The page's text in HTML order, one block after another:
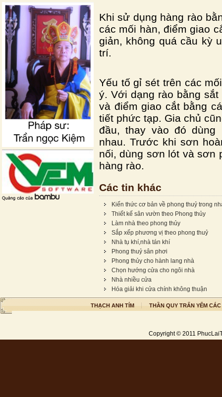
Khi sử dụng hàng rào
các mối hàn, điểm giao
giản, không quá cầu kỳ
trí.
Yếu tố gỉ sét trên các
ý. Với dạng rào bằng
và điểm giao cắt bằng
tiết phức tạp. Gia chủ
đầu, thay vào đó dùng
nhau. Trước khi sơn
nối, dùng sơn lót và sơn
hàng rào.
Các tin khác
Kiến thức cơ bản về phong thuỷ trong
Thiết kế sân vườn theo Phong thủy
Làm nhà theo phong thủy
Sắp xếp phương vị theo phong thuỷ
Nhà tụ khí,nhà tán khí
Phong thuỷ sân phơi
Phong thủy cho hành lang nhà
Chọn hướng cửa cho ngôi nhà
Nhà nhiều cửa
Hóa giải khi cửa chính không thuận
THẠCH ANH TÍM THẦN QUY TRẤN YỂM
Copyright © 2011